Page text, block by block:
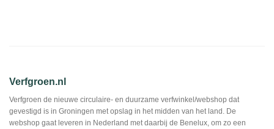
Verfgroen.nl
Verfgroen de nieuwe circulaire- en duurzame verfwinkel/webshop dat
gevestigd is in Groningen met opslag in het midden van het land. De
webshop gaat leveren in Nederland met daarbij de Benelux, om zo een